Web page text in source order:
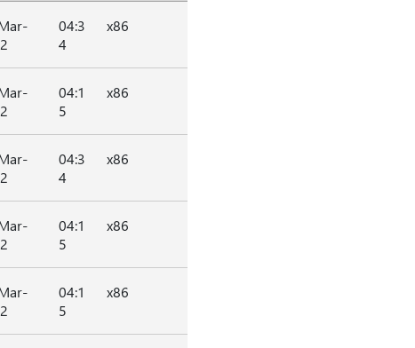
04:3
4
x86
04:1
5
x86
04:3
4
x86
04:1
5
x86
04:1
5
x86